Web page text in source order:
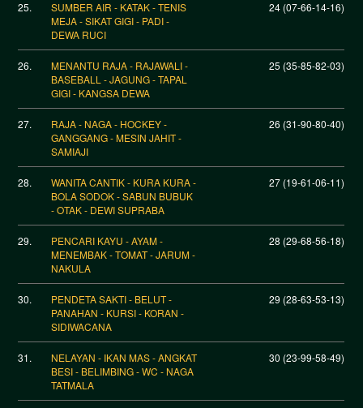
25.
SUMBER AIR - KATAK - TENIS
MEJA - SIKAT GIGI - PADI -
DEWA RUCI
24 (07-66-14-16)
26.
MENANTU RAJA - RAJAWALI -
BASEBALL - JAGUNG - TAPAL
GIGI - KANGSA DEWA
25 (35-85-82-03)
27.
RAJA - NAGA - HOCKEY -
GANGGANG - MESIN JAHIT -
SAMIAJI
26 (31-90-80-40)
28.
WANITA CANTIK - KURA KURA -
BOLA SODOK - SABUN BUBUK
- OTAK - DEWI SUPRABA
27 (19-61-06-11)
29.
PENCARI KAYU - AYAM -
MENEMBAK - TOMAT - JARUM -
NAKULA
28 (29-68-56-18)
30.
PENDETA SAKTI - BELUT -
PANAHAN - KURSI - KORAN -
SIDIWACANA
29 (28-63-53-13)
31.
NELAYAN - IKAN MAS - ANGKAT
BESI - BELIMBING - WC - NAGA
TATMALA
30 (23-99-58-49)